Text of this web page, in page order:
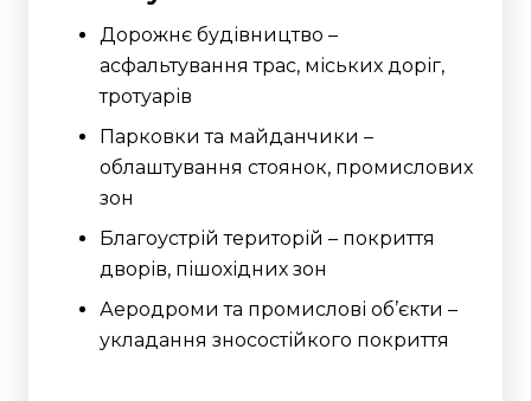
Дорожнє будівництво –
асфальтування трас, міських доріг,
тротуарів
Парковки та майданчики –
облаштування стоянок, промислових
зон
Благоустрій територій – покриття
дворів, пішохідних зон
Аеродроми та промислові об’єкти –
укладання зносостійкого покриття